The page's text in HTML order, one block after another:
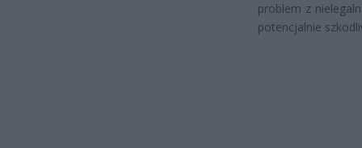
problem z
potencjalnie